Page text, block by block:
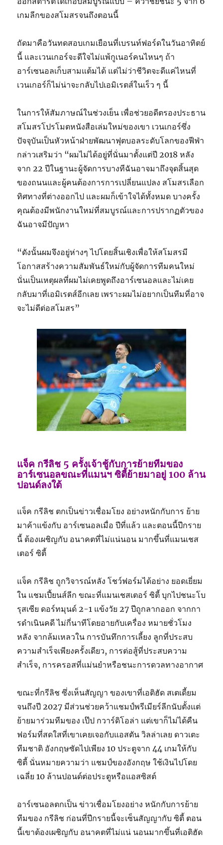
เกมลีกของสโมสรจนถึงตอนนี้
ถัดมาคือวันทดสอบเกมเยือนที่เบรนท์ฟอร์ดในวันอาทิตย์
นี้ และเวนเกอร์จะดีใจไม่แพ้กูเนอร์คนไหนๆ ถ้า
อาร์เซนอลเก็บสามแต้มได้ แต่ไม่ว่าชีวิตจะดีแค่ไหนที่
เวนเกอร์ก็ไม่น่าจะกลับไปเอมิเรตส์ในเร็ว ๆ นี้
ในการให้สัมภาษณ์ในช่วงเย็น เพื่อช่วยอดีตรองประธาน
สโมสรโปรโมตหนังสือเล่มใหม่ของเขา เวนเกอร์ซึ่ง
ปัจจุบันเป็นหัวหน้าฝ่ายพัฒนาฟุตบอลระดับโลกของฟีฟ่า
กล่าวเสริมว่า “ผมไม่ได้อยู่ที่นั่นมาตั้งแต่ปี 2018 หลัง
จาก 22 ปีในฐานะผู้จัดการบางทีฉันอาจมาถึงจุดสิ้นสุด
ของถนนและผู้คนต้องการการเปลี่ยนแปลง สโมสรเลือก
ทิศทางที่ต่างออกไป และผมก็เข้าใจได้ทั้งหมด บางครั้ง
คุณต้องมีพนักงานใหม่ที่สมบูรณ์และการปรากฏตัวของ
ฉันอาจมีปัญหา
“ดังนั้นผมจึงอยู่ห่างๆ ไปโดยสิ้นเชิงเพื่อให้สโมสรมี
โอกาสสร้างความสัมพันธ์ใหม่กับผู้จัดการทีมคนใหม่
นั่นเป็นเหตุผลที่ผมไม่เคยพูดถึงอาร์เซนอลและไม่เคย
กลับมาที่เอมิเรตส์อีกเลย เพราะผมไม่อยากเป็นทีมที่อาจ
จะไม่ดีต่อสโมสร”
แจ็ค กรีลิช 5 ครั้งเจ้าชู้กับการย้ายทีมของ
อาร์เซนอลขณะที่แมนฯ ซิตี้ย้ายมาอยู่ 100 ล้าน
ปอนด์ลงใต้
แจ็ค กรีลิช ตกเป็นข่าวเชื่อมโยง อย่างหนักกับการ ย้าย
มาค้าแข้งกับ อาร์เซนอลเมื่อ ปีที่แล้ว และตอนนี้ปีกราย
นี้ ต้องเผชิญกับ อนาคตที่ไม่แน่นอน มากขึ้นที่แมนเชส
เตอร์ ซิตี้
แจ็ค กรีลิช ถูกวิจารณ์หลัง โชว์ฟอร์มได้อย่าง ยอดเยี่ยม
ใน แชมเปี้ยนส์ลีก ขณะที่แมนเชสเตอร์ ซิตี้ บุกไปชนะโบ
รุสเซีย ดอร์ทมุนด์ 2-1 แข้งวัย 27 ปีถูกลากออก จากกา
รดําเนินคดี ไม่กี่นาทีโดยอายกับเครื่อง หมายชั่วโมง
หลัง จากล้มเหลวใน การบันทึกการเลี้ยง ลูกที่ประสบ
ความสําเร็จเพียงครั้งเดียว, การต่อสู้ที่ประสบความ
สําเร็จ, การครอสที่แม่นยําหรือชนะการดวลทางอากาศ
ขณะที่กรีลิช ซึ่งเห็นสัญญา ของเขาที่เอติฮัด สเตเดี้ยม
จนถึงปี 2027 มีส่วนช่วยคว้าแชมป์พรีเมียร์ลีกนับตั้งแต่
ย้ายมาร่วมทีมของ เป๊ป กวาร์ดิโอล่า แต่เขาก็ไม่ได้คืน
ฟอร์มที่สดใสที่เขาเคยเจอกับแอสตัน วิลล่าเลย ดาวเตะ
ทีมชาติ อังกฤษซัดไปเพียง 10 ประตูจาก 44 เกมให้กับ
ซิตี้ นั่นหมายความว่า แชมป์ของอังกฤษ ใช้เงินไปโดย
เฉลี่ย 10 ล้านปอนด์ต่อประตูหรือแอสซิสต์
อาร์เซนอลตกเป็น ข่าวเชื่อมโยงอย่าง หนักกับการย้าย
ทีมของ กรีลิช ก่อนที่ปีกรายนี้จะเซ็นสัญญากับ ซิตี้ ตอน
นี้เขาต้องเผชิญกับ อนาคตที่ไม่แน่ นอนมากขึ้นที่เอติฮัด